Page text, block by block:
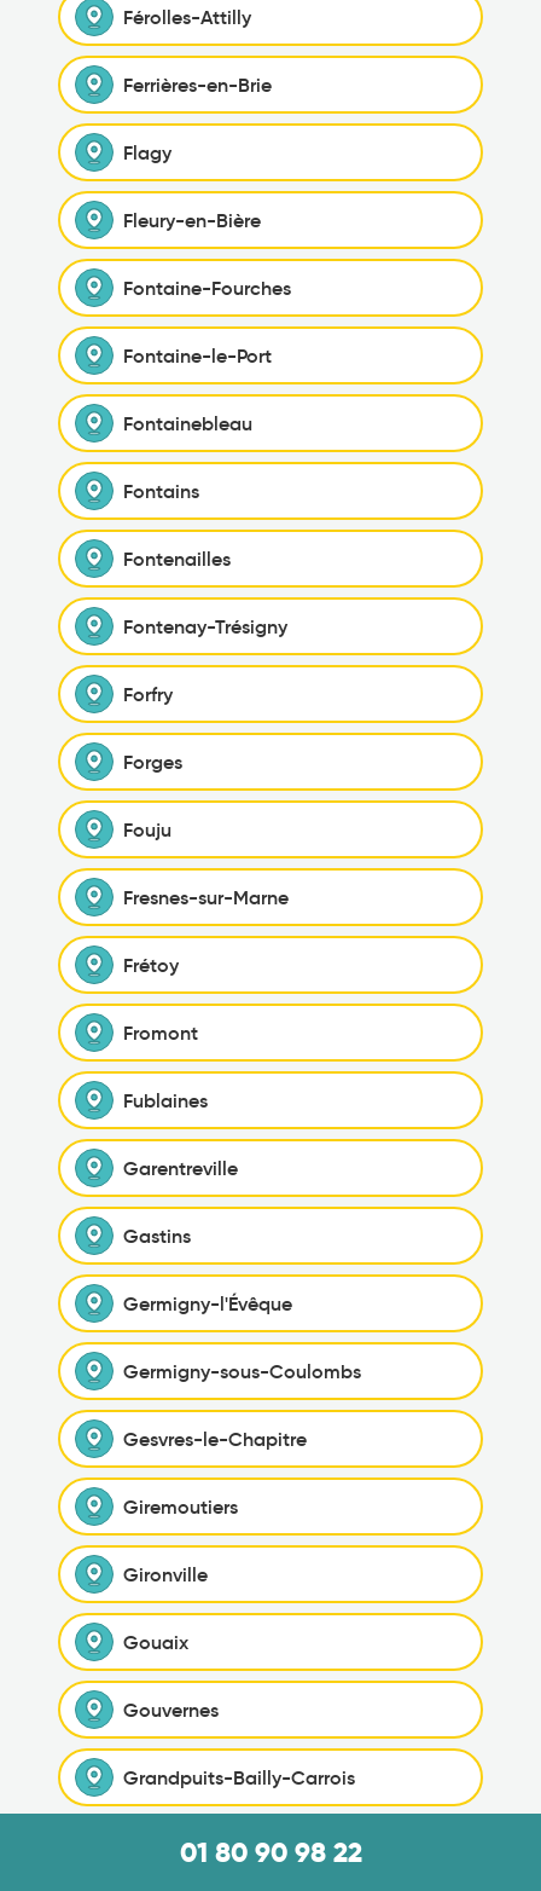
Férolles-Attilly
Ferrières-en-Brie
Flagy
Fleury-en-Bière
Fontaine-Fourches
Fontaine-le-Port
Fontainebleau
Fontains
Fontenailles
Fontenay-Trésigny
Forfry
Forges
Fouju
Fresnes-sur-Marne
Frétoy
Fromont
Fublaines
Garentreville
Gastins
Germigny-l'Évêque
Germigny-sous-Coulombs
Gesvres-le-Chapitre
Giremoutiers
Gironville
Gouaix
Gouvernes
Grandpuits-Bailly-Carrois
Gravon01 80 90 98 22